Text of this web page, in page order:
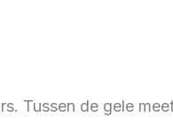
Tussen de gele